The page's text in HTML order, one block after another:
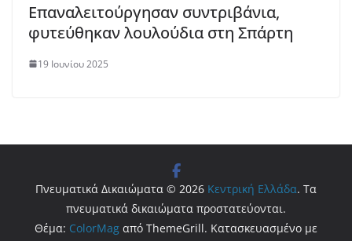
Επαναλειτούργησαν συντριβάνια,
φυτεύθηκαν λουλούδια στη Σπάρτη
19 Ιουνίου 2025
Πνευματικά Δικαιώματα © 2026 Κεντρική Ελλάδα. Τα
πνευματικά δικαιώματα προστατεύονται.
Θέμα: ColorMag από ThemeGrill. Κατασκευασμένο με